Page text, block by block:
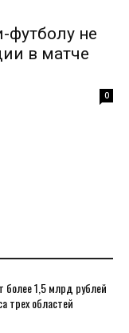
футболу не
в матче
0
1,5 млрд рублей
трех областей